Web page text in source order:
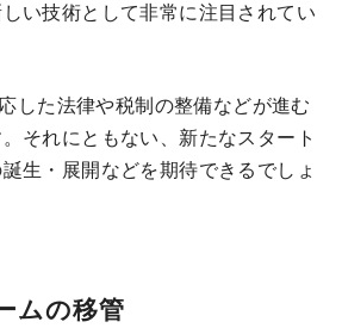
い技術として非常に注目されてい
した法律や税制の整備などが進む
それにともない、新たなスタート
生・展開などを期待できるでしょ
ムの移管